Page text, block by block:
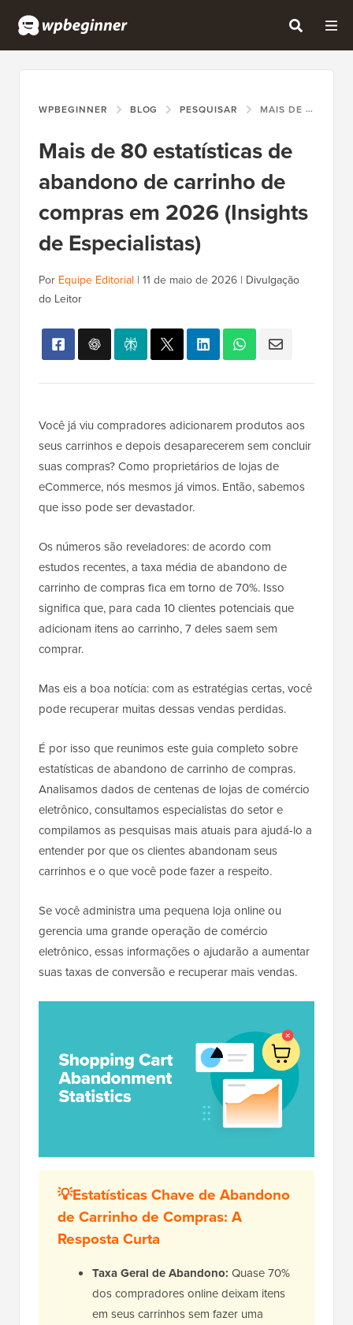
WPBEGINNER BLOG PESQUISAR MAIS DE 80 ESTATÍSTICAS DE ABANDONO DE CARRINHO DE COMPRAS EM 2026 (INSIGHTS DE ESPECIALISTAS)
Mais de 80 estatísticas de
abandono de carrinho de
compras em 2026 (Insights
de Especialistas)
Por Equipe Editorial | 11 de maio de 2026 | Divulgação
do Leitor
Você já viu compradores adicionarem produtos aos
seus carrinhos e depois desaparecerem sem concluir
suas compras? Como proprietários de lojas de
eCommerce, nós mesmos já vimos. Então, sabemos
que isso pode ser devastador.
Os números são reveladores: de acordo com
estudos recentes, a taxa média de abandono de
carrinho de compras fica em torno de 70%. Isso
significa que, para cada 10 clientes potenciais que
adicionam itens ao carrinho, 7 deles saem sem
comprar.
Mas eis a boa notícia: com as estratégias certas, você
pode recuperar muitas dessas vendas perdidas.
É por isso que reunimos este guia completo sobre
estatísticas de abandono de carrinho de compras.
Analisamos dados de centenas de lojas de comércio
eletrônico, consultamos especialistas do setor e
compilamos as pesquisas mais atuais para ajudá-lo a
entender por que os clientes abandonam seus
carrinhos e o que você pode fazer a respeito.
Se você administra uma pequena loja online ou
gerencia uma grande operação de comércio
eletrônico, essas informações o ajudarão a aumentar
suas taxas de conversão e recuperar mais vendas.
💡Estatísticas Chave de Abandono
de Carrinho de Compras: A
Resposta Curta
Taxa Geral de Abandono: Quase 70%
dos compradores online deixam itens
em seus carrinhos sem fazer uma